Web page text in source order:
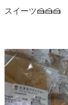
スイーツ🍰🍰🍰